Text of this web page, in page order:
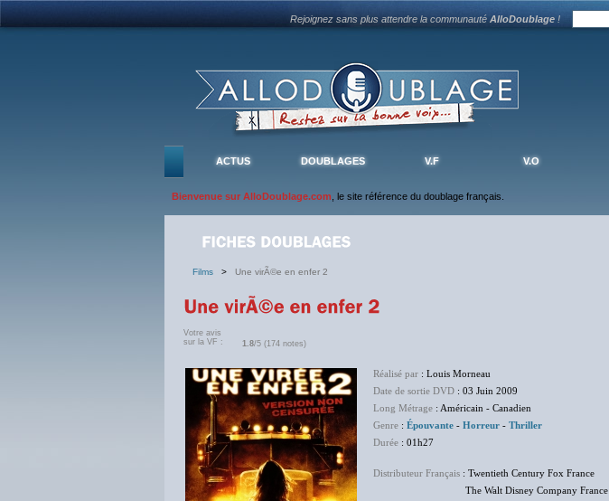
Rejoignez sans plus attendre la communautéAlloDoublage !
ACTUS DOUBLAGES V.F V.O
Bienvenue sur AlloDoublage.com , le site référence du doublage français.
Films > Une virÃ©e en enfer 2
Votre avis
sur la VF :
1.8/5 (174 notes)
Réalisé par : Louis Morneau
Date de sortie DVD : 03 Juin 2009
Long Métrage : Américain - Canadien
Genre : Épouvante - Horreur - Thriller
Durée : 01h27
Distributeur Français : Twentieth Century Fox France
The Walt Disney Company France